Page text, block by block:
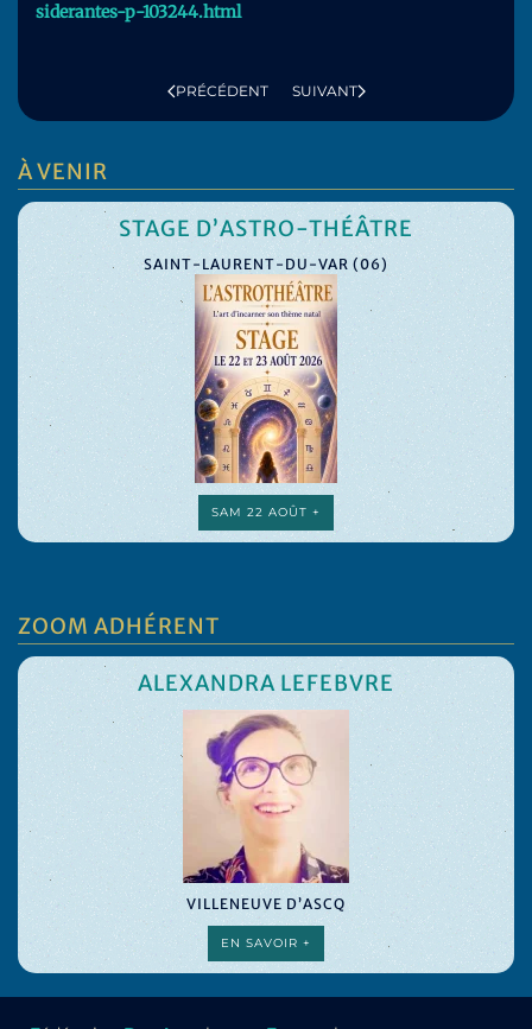
siderantes-p-103244.html
PRÉCÉDENT SUIVANT
À VENIR
STAGE D’ASTRO-THÉÂTRE
SAINT-LAURENT-DU-VAR (06)
SAM 22 AOÛT +
ZOOM ADHÉRENT
ALEXANDRA LEFEBVRE
VILLENEUVE D’ASCQ
EN SAVOIR +